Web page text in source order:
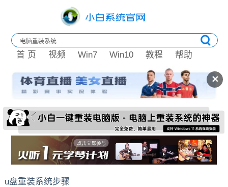
✕
首 页 视频 Win7 Win10 教程 帮助
u盘重装系统步骤